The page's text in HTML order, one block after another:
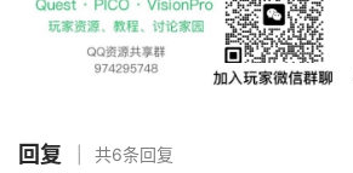
回复 共6条回复